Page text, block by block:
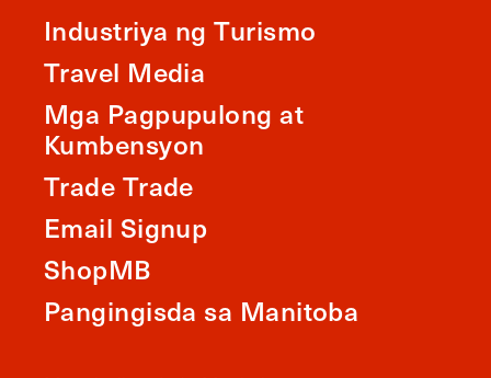
Industriya ng Turismo
Travel Media
Mga Pagpupulong at
Kumbensyon
Trade Trade
Email Signup
ShopMB
Pangingisda sa Manitoba